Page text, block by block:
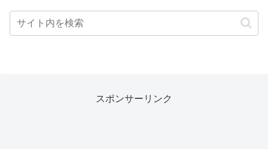
スポンサーリンク